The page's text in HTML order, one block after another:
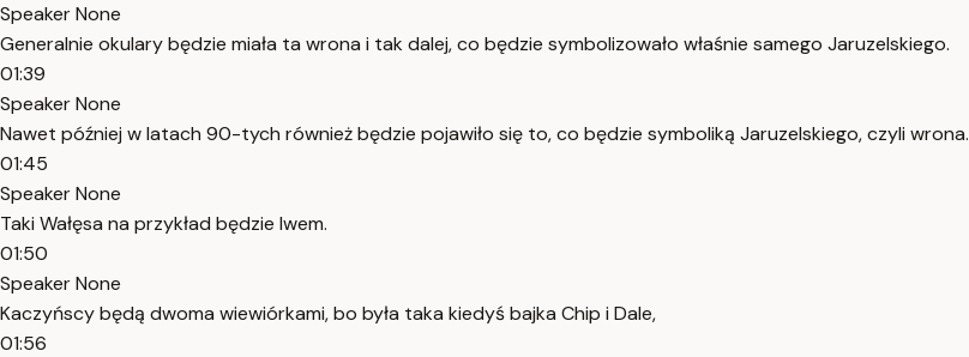
Speaker None
Generalnie okulary będzie miała ta wrona i tak dalej, co będzie symbolizowało właśnie samego Jaruzelskiego.
01:39
Speaker None
Nawet później w latach 90-tych również będzie pojawiło się to, co będzie symboliką Jaruzelskiego, czyli wrona.
01:45
Speaker None
Taki Wałęsa na przykład będzie lwem.
01:50
Speaker None
Kaczyńscy będą dwoma wiewiórkami, bo była taka kiedyś bajka Chip i Dale,
01:56